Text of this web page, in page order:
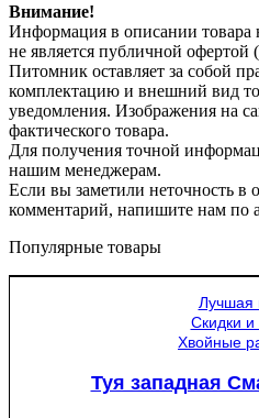
Внимание!
Информация в описании товара
не является публичной
Питомник оставляет за собой
комплектацию и внешний вид
уведомления. Изображения на
фактического товара.
Для получения точной
нашим менеджерам.
Если вы заметили неточность в
комментарий, напишите нам по
Популярные товары
Лучшая
Скидки и
Хвойные
Туя западная